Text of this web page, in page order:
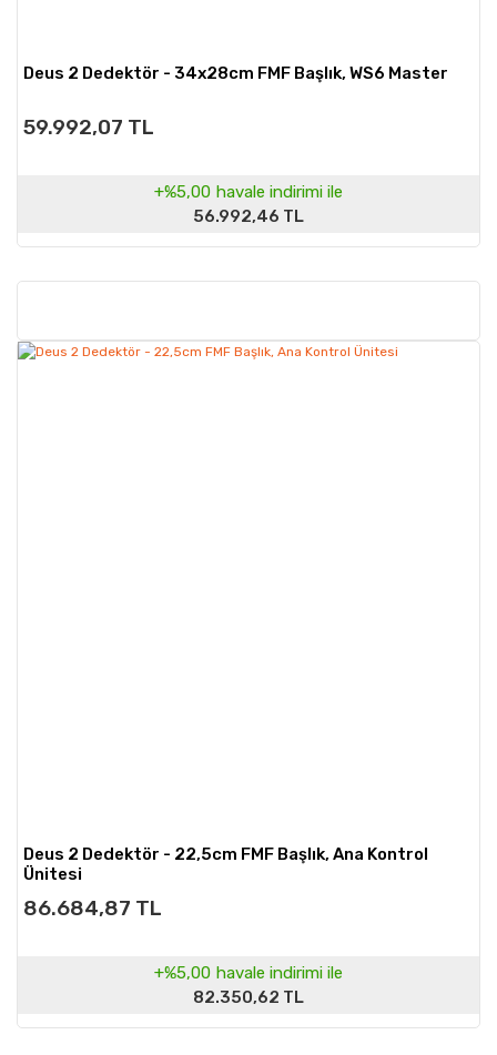
Deus 2 Dedektör - 34x28cm FMF Başlık, WS6 Master
59.992,07 TL
+%5,00 havale indirimi ile
56.992,46 TL
Deus 2 Dedektör - 22,5cm FMF Başlık, Ana Kontrol
Ünitesi
86.684,87 TL
+%5,00 havale indirimi ile
82.350,62 TL